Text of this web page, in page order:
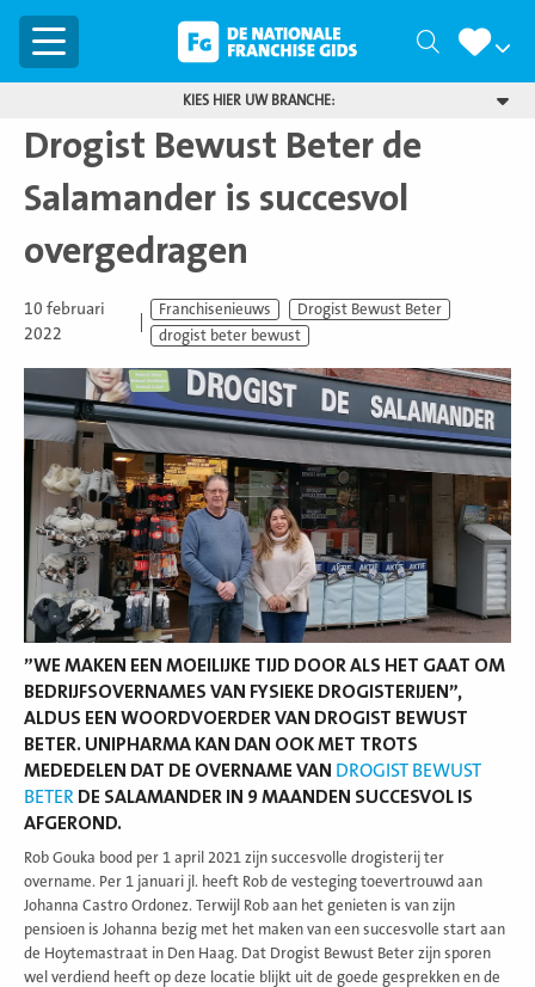
Menu Zoeken
KIES HIER UW BRANCHE:
Drogist Bewust Beter de
Salamander is succesvol
overgedragen
10 februari
2022
Franchisenieuws
Drogist Bewust Beter
drogist beter bewust
”WE MAKEN EEN MOEILIJKE TIJD DOOR ALS HET GAAT OM
BEDRIJFSOVERNAMES VAN FYSIEKE DROGISTERIJEN”,
ALDUS EEN WOORDVOERDER VAN DROGIST BEWUST
BETER. UNIPHARMA KAN DAN OOK MET TROTS
MEDEDELEN DAT DE OVERNAME VAN DROGIST BEWUST
BETER DE SALAMANDER IN 9 MAANDEN SUCCESVOL IS
AFGEROND.
Rob Gouka bood per 1 april 2021 zijn succesvolle drogisterij ter
overname. Per 1 januari jl. heeft Rob de vesteging toevertrouwd aan
Johanna Castro Ordonez. Terwijl Rob aan het genieten is van zijn
pensioen is Johanna bezig met het maken van een succesvolle start aan
de Hoytemastraat in Den Haag. Dat Drogist Bewust Beter zijn sporen
wel verdiend heeft op deze locatie blijkt uit de goede gesprekken en de